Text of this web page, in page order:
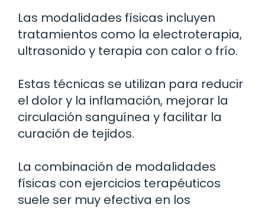
Las modalidades físicas incluyen
tratamientos como la electroterapia,
ultrasonido y terapia con calor o frío.
Estas técnicas se utilizan para reducir
el dolor y la inflamación, mejorar la
circulación sanguínea y facilitar la
curación de tejidos.
La combinación de modalidades
físicas con ejercicios terapéuticos
suele ser muy efectiva en los